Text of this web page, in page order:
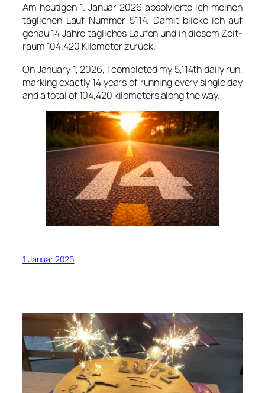
Am heu­ti­gen 1. Janu­ar 2026 absol­vier­te ich mei­nen
täg­li­chen Lauf Num­mer 5114. Damit bli­cke ich auf
genau 14 Jah­re täg­li­ches Lau­fen und in die­sem Zeit­
raum 104.420 Kilo­me­ter zurück.
On Janu­ary 1, 2026, I com­ple­ted my 5,114th dai­ly run,
mar­king exact­ly 14 years of run­ning every sin­gle day
and a total of 104,420 kilo­me­ters along the way.
1. Januar 2026